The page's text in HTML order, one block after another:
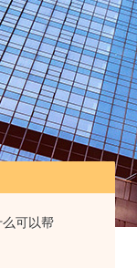
可以帮